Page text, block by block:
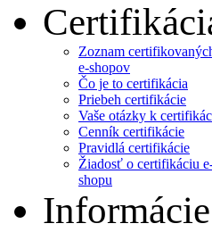
Zoznam
e-shopov
Čo je to certifikácia
Priebeh certifikácie
Vaše otázky k
Cenník certifikácie
Pravidlá certifikácie
Žiadosť o certifikáciu
shopu
Informácie